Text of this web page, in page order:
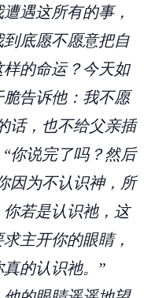
遇这所有的事，
底愿不愿意把自
的命运？今天如
告诉他：我不愿
话，也不给父亲插
你说完了吗？然后
因为不认识神，所
若是认识祂，这
主开你的眼睛，
的认识祂。”